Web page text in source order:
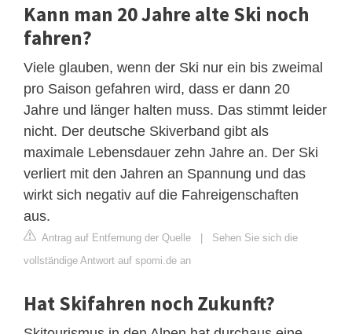
Kann man 20 Jahre alte Ski noch
fahren?
Viele glauben, wenn der Ski nur ein bis zweimal
pro Saison gefahren wird, dass er dann 20
Jahre und länger halten muss. Das stimmt leider
nicht. Der deutsche Skiverband gibt als
maximale Lebensdauer zehn Jahre an. Der Ski
verliert mit den Jahren an Spannung und das
wirkt sich negativ auf die Fahreigenschaften
aus.
Antrag auf Entfernung der Quelle | Sehen Sie sich die
vollständige Antwort auf spomi.de an
Hat Skifahren noch Zukunft?